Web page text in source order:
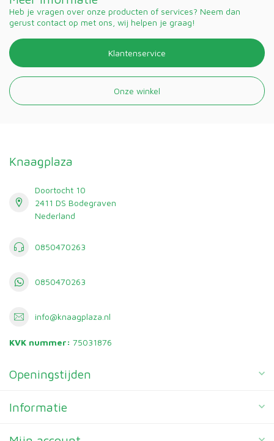
Heb je vragen over onze producten of services? Neem dan
gerust contact op met ons, wij helpen je graag!
Klantenservice
Onze winkel
Knaagplaza
Doortocht 10
2411 DS Bodegraven
Nederland
0850470263
0850470263
info@knaagplaza.nl
KVK nummer: 75031876
Openingstijden
Informatie